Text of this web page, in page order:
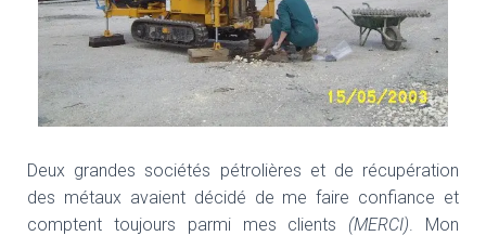
Deux grandes sociétés pétrolières et de récupération
des métaux avaient décidé de me faire confiance et
comptent toujours parmi mes clients (MERCI). Mon